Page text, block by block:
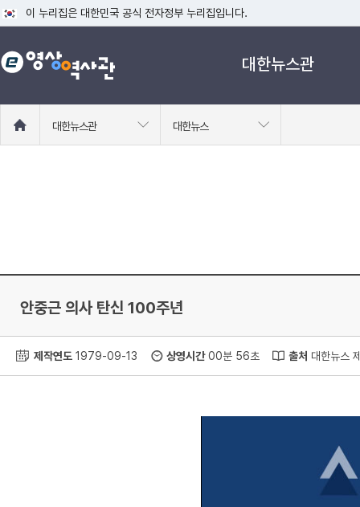
이 누리집은 대한민국 공식 전자정부 누리집입니다.
공식 누리집 주소 확인하기
go.kr 주소를 사용하는 누리집은 대한민국 정부기관이 관리하는 누리집입니
대한뉴스관
로
대한뉴스관 대한뉴스
안중근 의사 탄신 100주년
제작연도 1979-09-13 상영시간00분 56초 출처 대한뉴스